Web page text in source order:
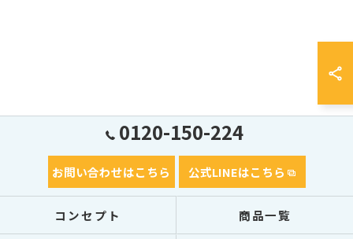
0120-150-224
お問い合わせはこちら 公式LINEはこちら
コンセプト 商品一覧